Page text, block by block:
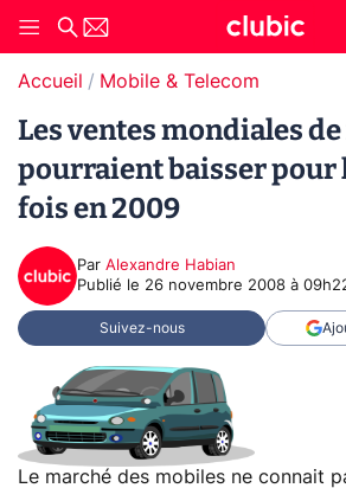
Accueil Mobile & Telecom
Les ventes mondiales
pourraient baisser pour
fois en 2009
Par Alexandre Habian
Publié le 26 novembre 2008 à
Suivez-nous
Le marché des mobiles ne connait